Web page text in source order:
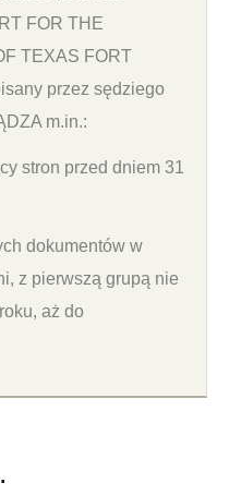
FOR THE
TEXAS FORT
przez sędziego
m.in.:
stron przed dniem 31
dokumentów w
z pierwszą grupą nie
aż do